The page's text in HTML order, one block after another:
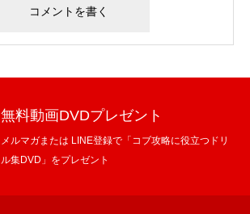
無料動画DVDプレゼント
メルマガまたは LINE登録で「コブ攻略に役立つドリ
ル集DVD」をプレゼント